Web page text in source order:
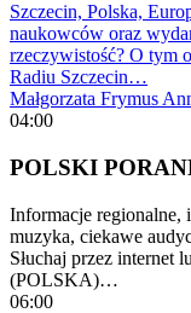
Szczecin, Polska,
naukowców oraz
rzeczywistość? O tym
Radiu Szczecin…
Małgorzata Frymus
04:00
POLSKI
Informacje regionalne,
muzyka, ciekawe
Słuchaj przez internet
(POLSKA)…
06:00